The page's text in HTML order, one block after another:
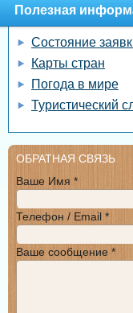
Полезная
Состояние
Карты стран
Погода в мире
Туристический
ОБРАТНАЯ СВЯЗЬ
Ваше Имя *
Телефон / Email *
Ваше сообщение *